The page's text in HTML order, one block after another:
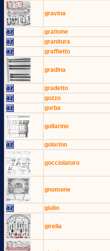
gravina
grattone
granitura
graffietto
gradina
gradetto
gozzo
gorba
gollarino
golarino
gocciolatoro
gnomone
giulio
girella